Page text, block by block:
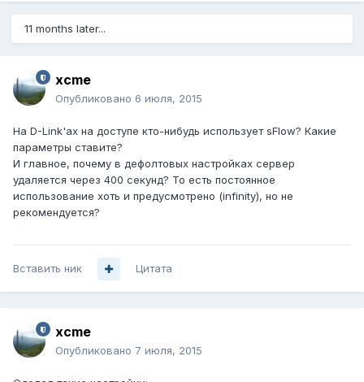
11 months later...
xcme
Опубликовано 6 июля, 2015
На D-Link'ах на доступе кто-нибудь использует sFlow? Какие
параметры ставите?
И главное, почему в дефолтовых настройках сервер
удаляется через 400 секунд? То есть постоянное
использование хоть и предусмотрено (infinity), но не
рекомендуется?
Вставить ник Цитата
xcme
Опубликовано 7 июля, 2015